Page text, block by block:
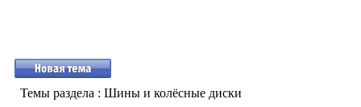
Темы раздела : Шины и колёсные диски